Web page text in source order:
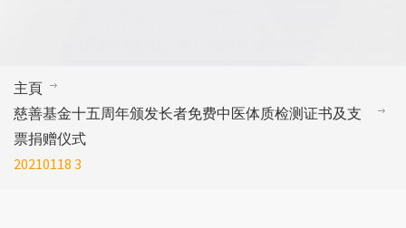
主頁
慈善基金十五周年颁发长者免费中医体质检测证书及支
票捐赠仪式
20210118 3